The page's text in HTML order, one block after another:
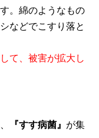
。綿のようなもの
などでこすり落と
て、被害が拡大し
『すす病菌』 が集